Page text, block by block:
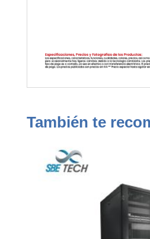
También te